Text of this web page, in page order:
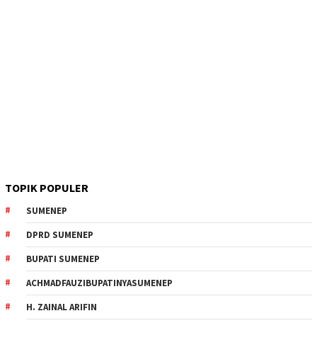
TOPIK POPULER
SUMENEP
DPRD SUMENEP
BUPATI SUMENEP
ACHMADFAUZIBUPATINYASUMENEP
H. ZAINAL ARIFIN